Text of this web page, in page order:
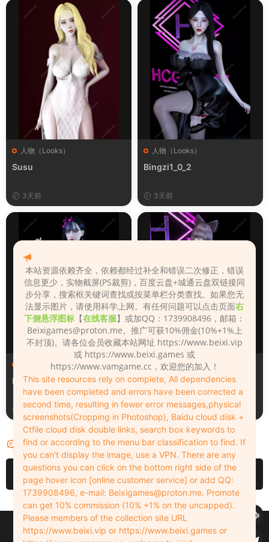
人物（Looks）
Susu
3天前
人物（Looks）
Bingzi1_0_2
3天前
人物（Looks）
Monica_2_2_2
3天前
人物（Looks）
Lizhen2025
4天前
评论 0
请先登录
Copyleft © 2022-2026 beixi.vip - All Rights Freedom！
创作不易！有能力的同学可以去支持一下原创作者（我们绝对支持），当然
本站资源依赖齐全，依赖都经过补全和错误二次修正，错误
信息更少，实物截屏(PS裁剪)，百度云盘+城通云盘双链接同
步分享，搜索框关键词查找或按菜单栏分类查找。如果您无
法显示图片，请使用科学上网。有任何问题可以点击页面右
下侧悬浮图标 【在线客服】或加QQ：1739908496，邮箱：
Beixigames@proton.me。推广可获10%佣金(10%+1%上
不封顶)。请各位会员收藏本站网址 https://www.beixi.vip
或 https://www.beixi.games 或
https://www.vamgame.cc，欢迎您的加入！
This site resources rely on complete, All dependencies
have been completed and errors have been corrected a
second time, resulting in fewer error messages,physical
screenshots(Cropping in Photoshop), Baidu cloud disk +
Ctfile cloud disk double links, search box keywords to
find or according to the menu bar classification to find. If
you can't display the image, use a VPN. There are any
questions you can click on the bottom right side of the
page hover icon [online customer service] or add QQ:
1739908496, e-mail: Beixigames@proton.me. Promote
can get 10% commission (10% +1% on the uncapped).
Please members of the collection site URL
https://www.beixi.vip or https://www.beixi.games or